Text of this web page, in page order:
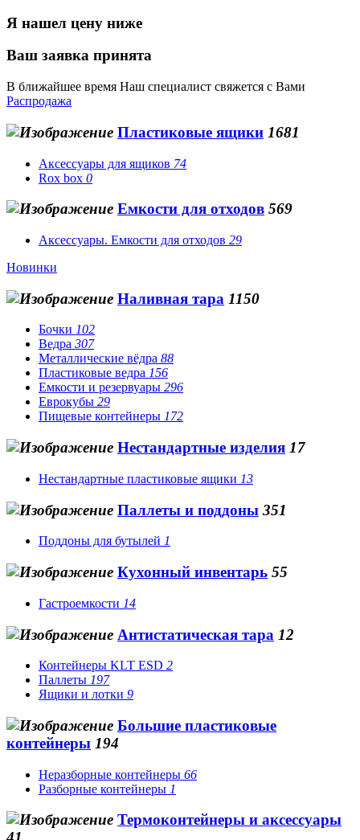
Я нашел цену ниже
Ваш заявка принята
В ближайшее время Наш специалист свяжется с Вами
Распродажа
Пластиковые ящики 1681
Аксессуары для ящиков 74
Rox box 0
Емкости для отходов 569
Аксессуары. Емкости для отходов 29
Новинки
Наливная тара 1150
Бочки 102
Ведра 307
Металлические вёдра 88
Пластиковые ведра 156
Емкости и резервуары 296
Еврокубы 29
Пищевые контейнеры 172
Нестандартные изделия 17
Нестандартные пластиковые ящики 13
Паллеты и поддоны 351
Поддоны для бутылей 1
Кухонный инвентарь 55
Гастроемкости 14
Антистатическая тара 12
Контейнеры KLT ESD 2
Паллеты 197
Ящики и лотки 9
Большие пластиковые
контейнеры 194
Неразборные контейнеры 66
Разборные контейнеры 1
Термоконтейнеры и аксессуары